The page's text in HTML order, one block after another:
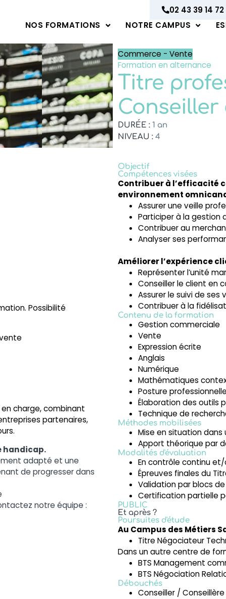
02 43 39 14 72
NOS FORMATIONS
NOTRE CAMPUS
Commerce - Vente
Formation en alternance
Titre
Conseiller
DURÉE : 1 an
NIVEAU : 4
Possibilité
charge, combinant
partenaires,
handicap.
adapté et une
de progresser dans
notre équipe :
Objectif
Compétences visées
Contribuer à l’efficacité
environnement
Assurer une veille
Participer à la gestion
Contribuer au
Analyser ses
Améliorer l’expérience
Représenter l’unité
Conseiller le client en
Assurer le suivi de ses
Contribuer à la
Contenu de la formation
Gestion commerciale
Vente
Expression écrite
Anglais
Numérique
Mathématiques
Posture
Élaboration des outils
Technique de
Méthodes mobilisées
Mise en situation dans
Apport théorique par
Modalités d'évaluation
En contrôle continu
Épreuves finales du
Validation par blocs
Certification partielle
PUBLIC
Et après ?
Poursuites d'étude
Au Campus des Métiers
Titre Négociateur
Dans un autre centre de
BTS Management
BTS Négociation
Débouchés
Conseiller /